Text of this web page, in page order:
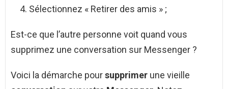
Sélectionnez « Retirer des amis » ;
Est-ce que l’autre personne voit quand vous
supprimez une conversation sur Messenger ?
Voici la démarche poursupprimer une vieille